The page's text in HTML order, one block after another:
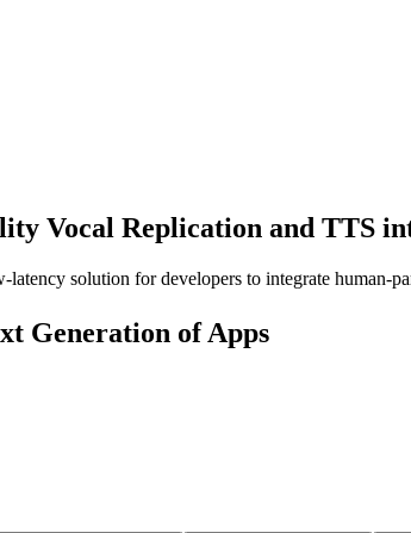
Vocal Replication and TTS
solution for developers to integrate human-
Generation of Apps